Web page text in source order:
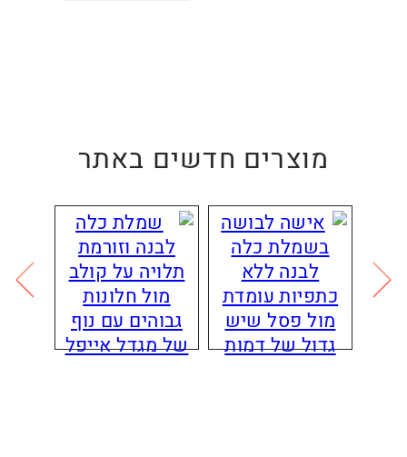
מוצרים חדשים באתר